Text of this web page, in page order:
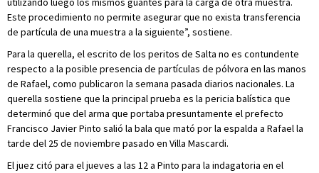
Este procedimiento no permite asegurar que no exista transferencia
de partícula de una muestra a la siguiente”, sostiene.
Para la querella, el escrito de los peritos de Salta no es contundente
respecto a la posible presencia de partículas de pólvora en las manos
de Rafael, como publicaron la semana pasada diarios nacionales. La
querella sostiene que la principal prueba es la pericia balística que
determinó que del arma que portaba presuntamente el prefecto
Francisco Javier Pinto salió la bala que mató por la espalda a Rafael la
tarde del 25 de noviembre pasado en Villa Mascardi.
El juez citó para el jueves a las 12 a Pinto para la indagatoria en el